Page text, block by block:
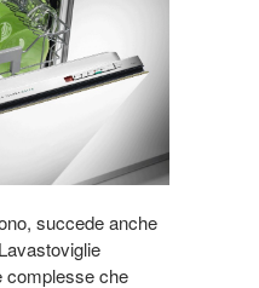
succede anche
complesse che